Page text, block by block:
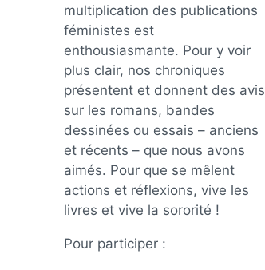
multiplication des publications
féministes est
enthousiasmante. Pour y voir
plus clair, nos chroniques
présentent et donnent des avis
sur les romans, bandes
dessinées ou essais – anciens
et récents – que nous avons
aimés. Pour que se mêlent
actions et réflexions, vive les
livres et vive la sororité !
Pour participer :